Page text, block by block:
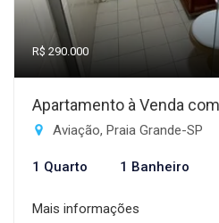
R$ 290.000
Apartamento à Venda
Aviação, Praia Grande-SP
1 Quarto 1 Banheiro
Mais informações